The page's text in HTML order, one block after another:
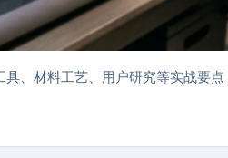
、材料工艺、用户研究等实战要